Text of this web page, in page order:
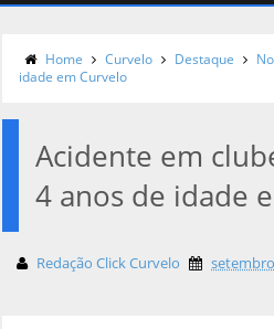
Home Curvelo Destaque
idade em Curvelo
Acidente em
4 anos de idade
Redação Click Curvelo